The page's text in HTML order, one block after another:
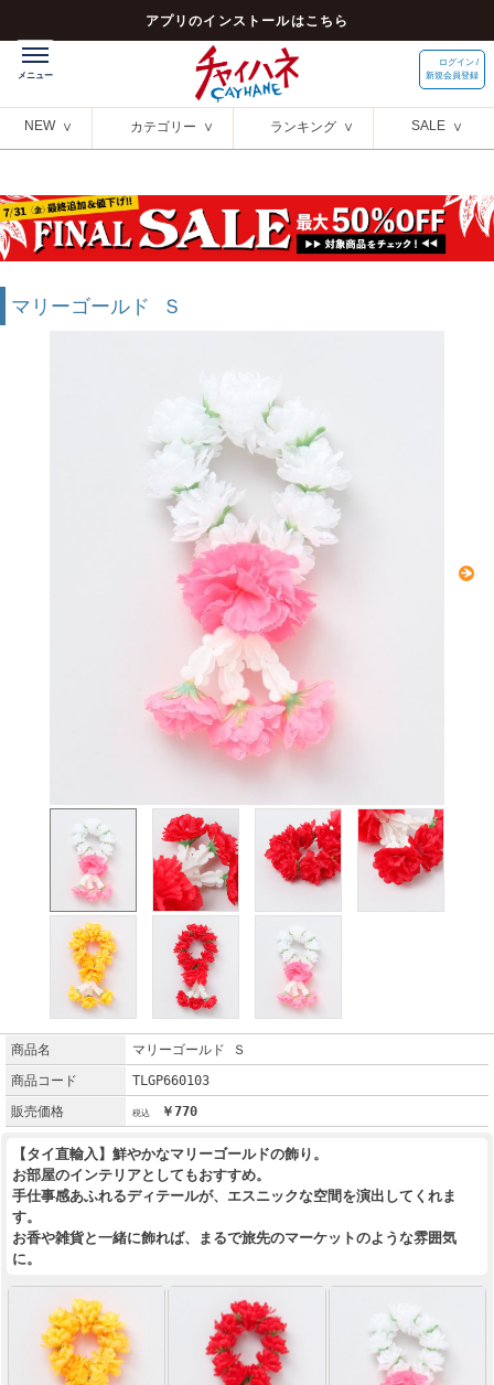
アプリのインストールはこちら
ログイン /
新規会員登録
NEW カテゴリー ランキング SALE
マリーゴールド Ｓ
商品名
マリーゴールド Ｓ
商品コード
TLGP660103
販売価格
￥770
【タイ直輸入】鮮やかなマリーゴールドの飾り。
お部屋のインテリアとしてもおすすめ。
手仕事感あふれるディテールが、エスニックな空間を演出してくれま
す。
お香や雑貨と一緒に飾れば、まるで旅先のマーケットのような雰囲気
に。